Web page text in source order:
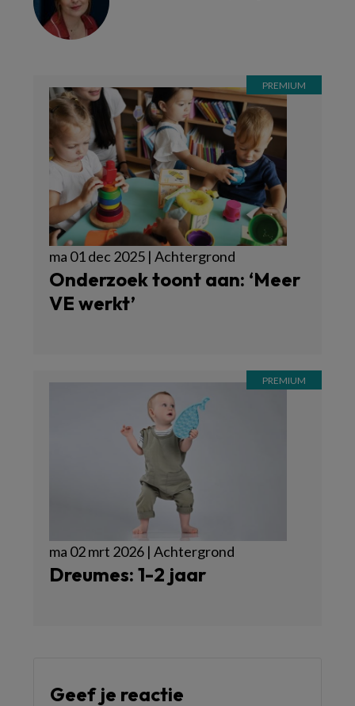
ma 01 dec 2025 | Achtergrond
Onderzoek toont aan: ‘Meer
VE werkt’
ma 02 mrt 2026 | Achtergrond
Dreumes: 1-2 jaar
Geef je reactie